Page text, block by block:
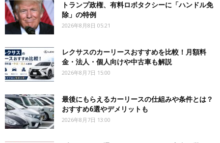
トランプ政権、有料ロボタクシーに「ハンドル免
除」の特例
2026年8月8日 05:21
レクサスのカーリースおすすめを比較！月額料
金・法人・個人向けや中古車も解説
2026年8月7日 15:00
最後にもらえるカーリースの仕組みや条件とは？
おすすめ6選やデメリットも
2026年8月7日 13:00